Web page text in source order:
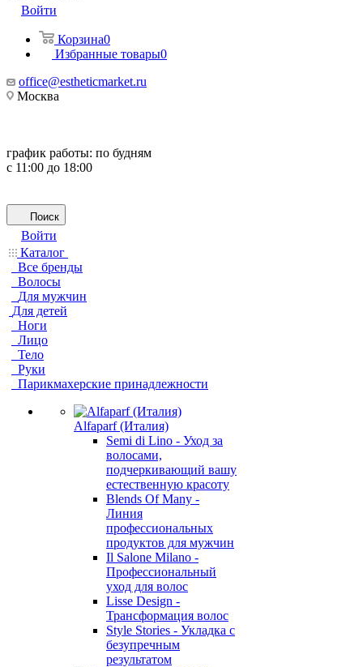
Войти
Корзина0
Избранные товары0
office@estheticmarket.ru
Москва
график работы: по будням
с 11:00 до 18:00
Поиск
Войти
Каталог
Все бренды
Волосы
Для мужчин
Для детей
Ноги
Лицо
Тело
Руки
Парикмахерские принадлежности
Alfaparf (Италия)
Semi di Lino - Уход за
волосами,
подчеркивающий вашу
естественную красоту
Blends Of Many -
Линия
профессиональных
продуктов для мужчин
Il Salone Milano -
Профессиональный
уход для волос
Lisse Design -
Трансформация волос
Style Stories - Укладка с
безупречным
результатом